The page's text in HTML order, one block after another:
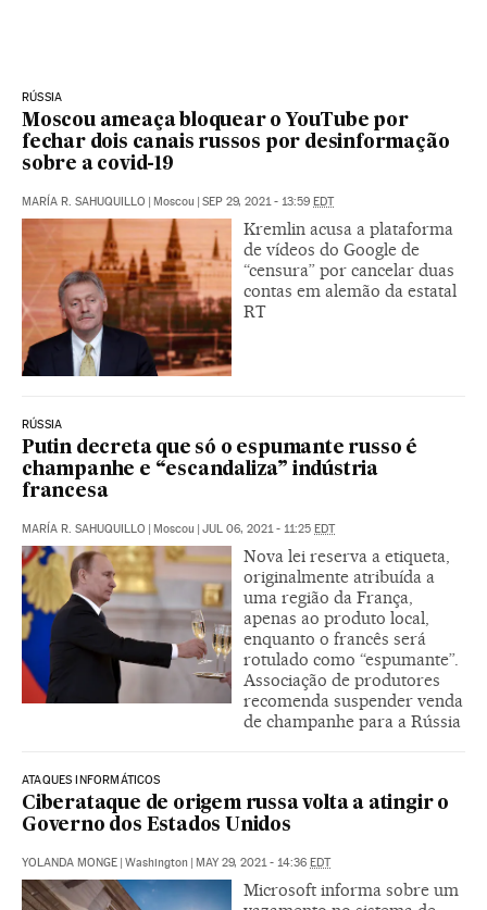
RÚSSIA
Moscou ameaça bloquear o YouTube por
fechar dois canais russos por desinformação
sobre a covid-19
MARÍA R. SAHUQUILLO Moscou SEP 29, 2021 - 13:59 EDT
Kremlin acusa a plataforma
de vídeos do Google de
“censura” por cancelar duas
contas em alemão da estatal
RT
RÚSSIA
Putin decreta que só o espumante russo é
champanhe e “escandaliza” indústria
francesa
MARÍA R. SAHUQUILLO Moscou JUL 06, 2021 - 11:25 EDT
Nova lei reserva a etiqueta,
originalmente atribuída a
uma região da França,
apenas ao produto local,
enquanto o francês será
rotulado como “espumante”.
Associação de produtores
recomenda suspender venda
de champanhe para a Rússia
ATAQUES INFORMÁTICOS
Ciberataque de origem russa volta a atingir o
Governo dos Estados Unidos
YOLANDA MONGE Washington MAY 29, 2021 - 14:36 EDT
Microsoft informa sobre um